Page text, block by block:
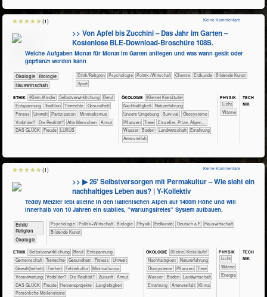
>> Von Apfel bis Zucchini – Das Jahr im Garten –
Kostenlose BLE-Download-Broschüre 108S.
Welche Aufgaben Monat für Monat im Garten anliegen und was wann gesät oder
gepflanzt werden kann
​​​​​​​Ökologie
​​​​​​Biologie
​Haus­wirtschaft
​​​​​​​​​​Ethik/​Religion ​​​​​​​​​​Psychologie ​​​​​​​​​Politik+​Wirtschaft ​​​​​Chemie ​​​​​Erdkunde
Bildende Kunst
Sport
ETHIK (Klein-)Kinder ​​​​​​​​​​​​​​​​​​​​​​​​​​​​​​​​​​​​​​​​Selbst­verwirklichung
​​​​​​​​​​​​​​​Beruf
​​​​​​​​​​​​​Entspannung
​​​​​​​​​​​Tradition ​​​​​​​​Tierrechte
​​​​​​Gesundheit
​​​​​Fitness
​​​​​Umwelt ​​​Partizipation
​​Minimalismus
​​Vorbilder?
​Die Realität? Alte Menschen
Armut
DAS GLÜCK
Freude LUXUS
ÖKO​LOGIE ​​​​​​​​​​​​​​(Kleine) Kreisläufe!
​​​​​​​​​​​​​​​Nachhaltigkeit
​​​​​​​​​​​​​Naturerfahrung
​​​​​​​​​​​​​Unsere Umgebung
​​​​​​​​​​​​Survival
​​​​​​​​​​​Ökosysteme
​​​​​​​​​Pflanzen
​​​​​​​​Tiere
​​​​​​​Einzeller, Pilze, Algen,...
​​​​​​Wasser
​​​​​Boden ​​​​​Landwirtschaft
​​​​Ernährung
Artenvielfalt
PHY​SIK
​​​​​Licht
​​​​​Wärme
TECH​
NIK
Keine Kommentare
(1)
>> ▶ 26′ Selbstversorgen mit Permakultur – Wie sieht ein
nachhaltiges Leben aus? | Y-Kollektiv
Teddy Metzler lebt alleine in den italienischen Alpen auf 1400m Höhe und will
innerhalb von 10 Jahren ein stabiles, "wartungsfreies" System aufbauen.
​​​​​​​​​​Ethik/​
Religion
​​​​​​​Ökologie
​​​​​​​​​​Psychologie ​​​​​​​​​Politik+​Wirtschaft ​​​​​​​Biologie ​​​​​​​Physik ​​​​​Erdkunde ​​​Deutsch a.F.
​Haus­wirtschaft
Bildende Kunst
ETHIK ​​​​​​​​​​​​​​​​​​​​​​​​​​​​​​​​​​​​​​​​Selbst­verwirklichung ​​​​​​​​​​​​​​​Beruf
​​​​​​​​​​​​​Entspannung
​​​​​​​​​​Gemeinschaft
​​​​​​​​Tierrechte ​​​​​​Gesundheit ​​​​​Fitness
​​​​​Umwelt
​​​​Gewalt(freiheit)
​​​Freiheit ​​Fehlerkultur
​​Minimalismus
​​Verantwortung
​​Vorbilder? ​Die Realität? ​Zukunft
Armut
DAS GLÜCK
Freude Herzensprojekte
Langlebigkeit
Persönliche Meilensteine
ÖKO​LOGIE ​​​​​​​​​​​​​​(Kleine) Kreisläufe!
​​​​​​​​​​​​​​​Nachhaltigkeit
​​​​​​​​​​​​​Naturerfahrung
​​​​​​​​​​​Ökosysteme
​​​​​​​​​Pflanzen
​​​​​​​​Tiere
​​​​​​Wasser
​​​​​Boden
​​​​​Landwirtschaft
​​​​Ernährung
Artenvielfalt Klima
PHY​SIK
​​​​​Licht
​​​​​Wärme
​​Energie
TECH​
NIK
Keine Kommentare
(1)